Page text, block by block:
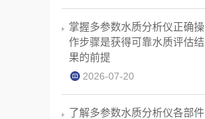
掌握多参数水质分析仪正确操
作步骤是获得可靠水质评估结
果的前提
2026-07-20
了解多参数水质分析仪各部件